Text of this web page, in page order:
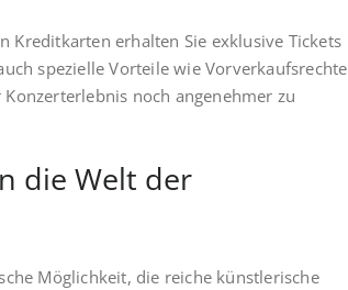
Kreditkarten erhalten Sie exklusive Tickets
spezielle Vorteile wie Vorverkaufsrechte
noch angenehmer zu
die Welt der
Möglichkeit, die reiche künstlerische